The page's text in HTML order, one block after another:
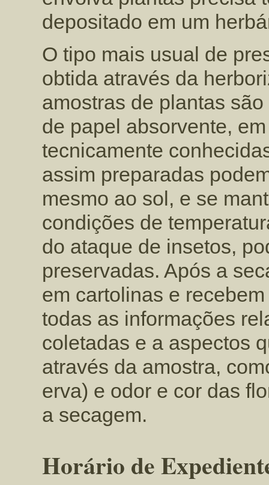
depositado em um
O tipo mais usual de
obtida através da
amostras de plantas
de papel absorvente,
tecnicamente
assim preparadas
mesmo ao sol, e se
condições de
do ataque de insetos,
preservadas. Após a
em cartolinas e
todas as informações
coletadas e a aspectos
através da amostra,
erva) e odor e cor das
a secagem.
Horário de